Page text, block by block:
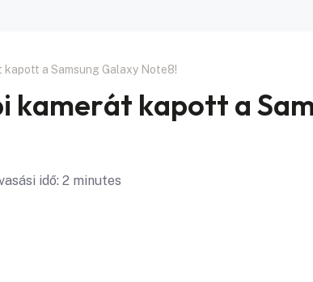
kapott a Samsung Galaxy Note8!
kamerát kapott a
idő: 2 minutes